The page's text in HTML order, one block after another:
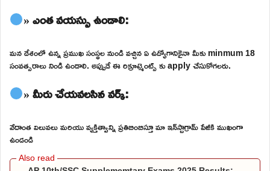
» ఎంత వయస్సు ఉండాలి:
మన దేశంలో ఉన్న ప్రముఖ సంస్థల నుండి వచ్చిన ఏ ఉద్యోగానికైనా మీకు minmum 18
సంవత్సరాలు నిండి ఉండాలి. అప్పుడే ఈ రిక్రూట్మెంట్స్ కు apply చేసుకోగలరు.
» మీరు చేయవలసిన వర్క్:
వేదాంత విలువలు మరియు వ్యక్తిత్వాన్ని ప్రతిబింబిస్తూ మా ఇన్‌స్టాగ్రామ్ పేజీకి ముఖంగా
ఉండండి